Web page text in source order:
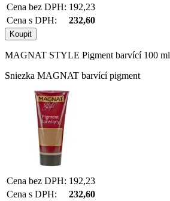
Cena bez DPH: 192,23
Cena s DPH:
232,60
MAGNAT STYLE Pigment barvící 100 ml
Sniezka MAGNAT barvící pigment
Cena bez DPH: 192,23
Cena s DPH:
232,60